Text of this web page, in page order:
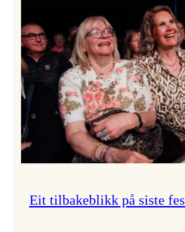
Eit tilbakeblikk på siste